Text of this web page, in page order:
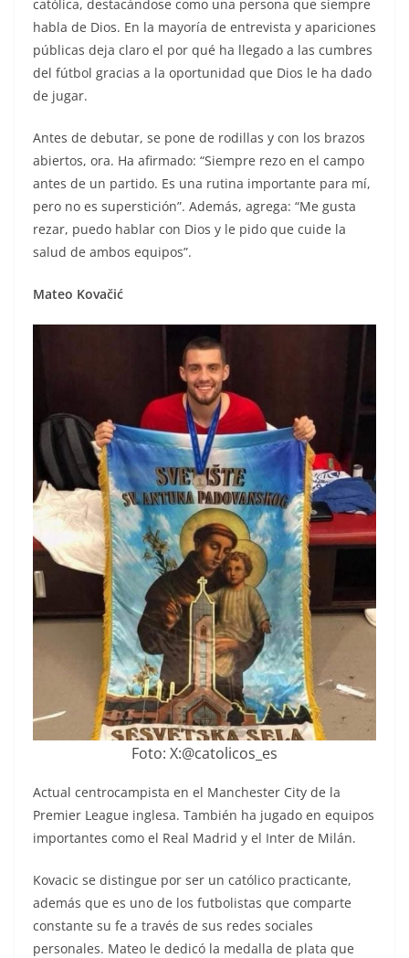
católica, destacándose como una persona que siempre
habla de Dios. En la mayoría de entrevista y apariciones
públicas deja claro el por qué ha llegado a las cumbres
del fútbol gracias a la oportunidad que Dios le ha dado
de jugar.
Antes de debutar, se pone de rodillas y con los brazos
abiertos, ora. Ha afirmado: “Siempre rezo en el campo
antes de un partido. Es una rutina importante para mí,
pero no es superstición”. Además, agrega: “Me gusta
rezar, puedo hablar con Dios y le pido que cuide la
salud de ambos equipos”.
Mateo Kovačić
Foto: X:@catolicos_es
Actual centrocampista en el Manchester City de la
Premier League inglesa. También ha jugado en equipos
importantes como el Real Madrid y el Inter de Milán.
Kovacic se distingue por ser un católico practicante,
además que es uno de los futbolistas que comparte
constante su fe a través de sus redes sociales
personales. Mateo le dedicó la medalla de plata que